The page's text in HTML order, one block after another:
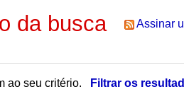
da busca Assinar
ao seu critério.
Filtrar os